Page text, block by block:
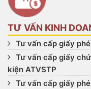
TƯ VẤN KINH
Tư vấn cấp giấy
Tư vấn cấp giấy
kiện ATVSTP
Tư vấn cấp giấy